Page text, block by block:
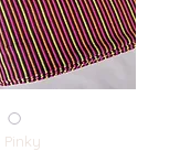
Pinky